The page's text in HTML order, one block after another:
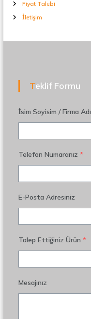
Fiyat Talebi
İletişim
Teklif Formu
İsim Soyisim / Firma Adı
Telefon Numaranız *
E-Posta Adresiniz
Talep Ettiğiniz Ürün *
Mesajınız